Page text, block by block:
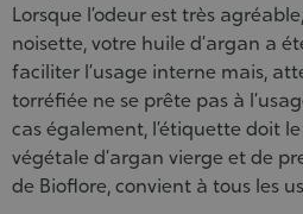
Lorsque l’odeur est très
noisette, votre huile d’argan a
faciliter l’usage interne mais,
torréfiée ne se prête pas à
cas également, l’étiquette doit
végétale d’argan vierge et de
de Bioflore, convient à tous les